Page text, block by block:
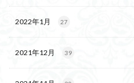
2022年1月 27
2021年12月 39